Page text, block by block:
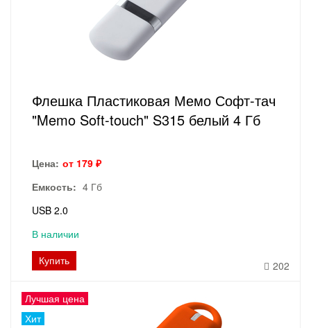
Флешка Пластиковая Мемо Софт-тач
"Memo Soft-touch" S315 белый 4 Гб
Цена: от 179 ₽
Емкость: 4 Гб
USB 2.0
В наличии
Купить
202
Лучшая цена
Хит